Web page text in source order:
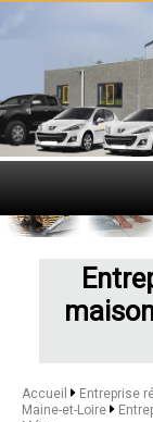
Accueil
Entreprise
Maine-et-Loire